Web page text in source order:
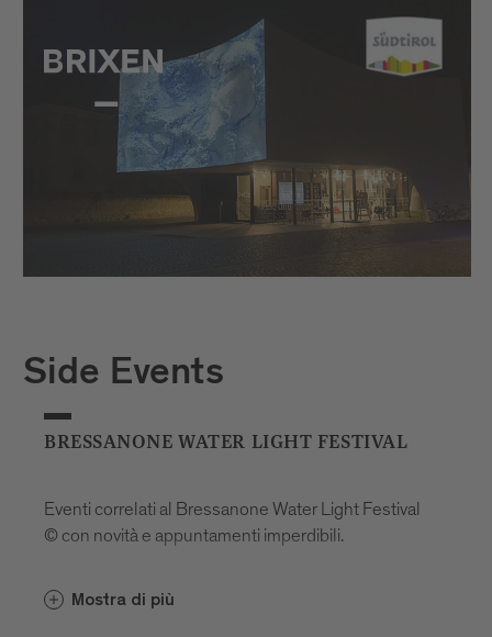
Side Events
BRESSANONE WATER LIGHT FESTIVAL
Eventi correlati al Bressanone Water Light Festival
© con novità e appuntamenti imperdibili.
Mostra di più